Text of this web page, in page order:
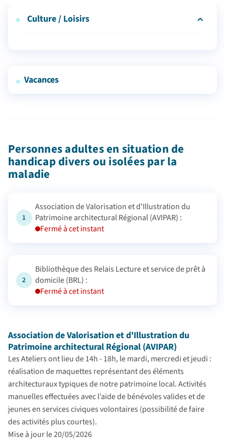
Culture / Loisirs
Personnes en grande précarité
Vacances
Personnes adultes en situation de
handicap divers ou isolées par la
maladie
1
Association de Valorisation et d'Illustration du
Patrimoine architectural Régional (AVIPAR) :
Fermé à cet instant
2
Bibliothèque des Relais Lecture et service de prêt à
domicile (BRL) :
Fermé à cet instant
Association de Valorisation et d'Illustration du
Patrimoine architectural Régional (AVIPAR)
Les Ateliers ont lieu de 14h - 18h, le mardi, mercredi et jeudi :
réalisation de maquettes représentant des éléments
architecturaux typiques de notre patrimoine local. Activités
manuelles effectuées avec l’aide de bénévoles valides et de
jeunes en services civiques volontaires (possibilité de faire
des activités plus courtes).
Mise à jour le 20/05/2026